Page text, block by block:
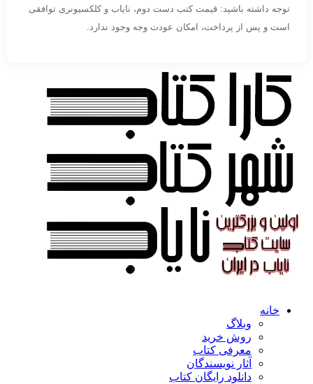
توجه داشته باشید: قیمت کتب دست دوم، نایاب و کلکسیونری توافقی
است و پس از پرداخت، امکان عودت وجه وجود ندارد.
خانه
وبلاگ
روش خرید
معرفی کتاب
آثار نویسندگان
دانلود رایگان کتاب